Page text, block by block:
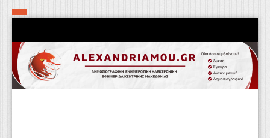
Αρχική
Τα εν δήμω εν οίκω
Πολιτιστικά-Εκκλησιαστικά